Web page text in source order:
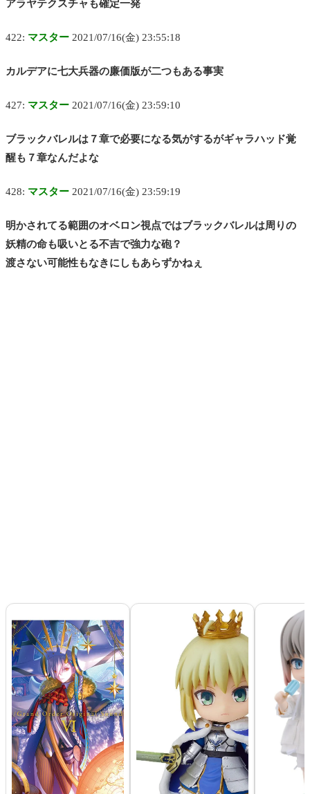
アラヤテクスチャも確定一発
422: マスター 2021/07/16(金) 23:55:18
カルデアに七大兵器の廉価版が二つもある事実
427: マスター 2021/07/16(金) 23:59:10
ブラックバレルは７章で必要になる気がするがギャラハッド覚
醒も７章なんだよな
428: マスター 2021/07/16(金) 23:59:19
明かされてる範囲のオベロン視点ではブラックバレルは周りの
妖精の命も吸いとる不吉で強力な砲？
渡さない可能性もなきにしもあらずかねぇ